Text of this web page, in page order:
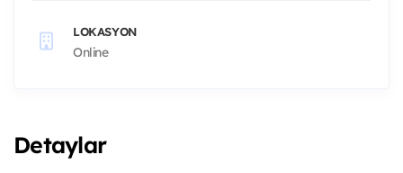
LOKASYON
Online
Detaylar